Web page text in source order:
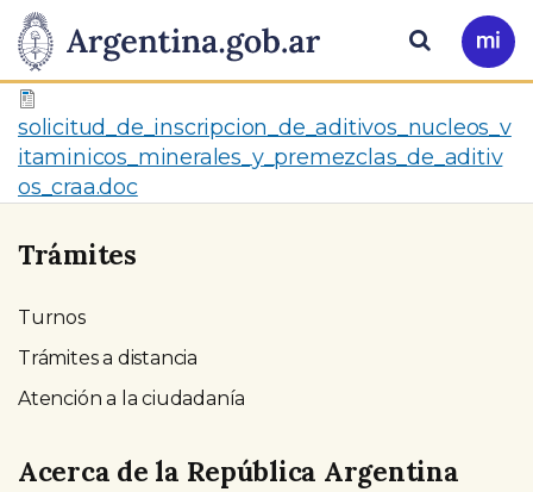
Presidencia
de
la
Nación
Pasar al contenido principal
Ir
a
Buscar
solicitud_de_inscripcion_de_aditivos_nucleos_v
itaminicos_minerales_y_premezclas_de_aditiv
os_craa.doc
Trámites
Turnos
Trámites a distancia
Atención a la ciudadanía
Acerca de la República Argentina